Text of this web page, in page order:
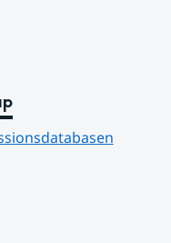
till annan webbplats.